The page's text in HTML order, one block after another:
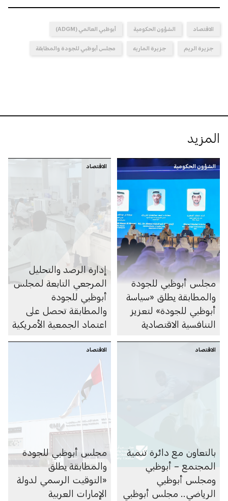
الاقتصاد الشؤون الحكومية أبوظبي العالمي (ADGM)
جزيرة الريم جزيرة الماريه مجلس أبوظبي للجودة والمطابقة
المزيد
الشؤون الحكومية
مجلس أبوظبي للجودة
والمطابقة يطلق «سياسة
أبوظبي للجودة» لتعزيز
التنافسية الاقتصادية
الاقتصاد
إدارة الرصد والتحليل
المرجعي التابعة لمجلس
أبوظبي للجودة
والمطابقة تحصل على
اعتماد الجمعية الأمريكية
الاقتصاد
بالتعاون مع دائرة تنمية
المجتمع – أبوظبي
ومجلس أبوظبي
الرياضي.. مجلس أبوظبي
الاقتصاد
مجلس أبوظبي للجودة
والمطابقة يطلق
«التوقيت الرسمي لدولة
الإمارات العربية